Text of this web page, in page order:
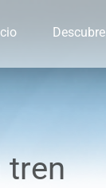
Descubre
tren